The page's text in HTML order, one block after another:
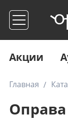
Акции
Главная
Оправа